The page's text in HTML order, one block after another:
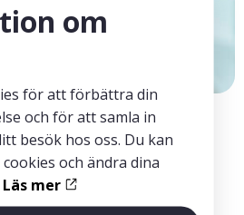
Communications här.
forskning vid
om
för att förbättra din
och för att samla in
besök hos oss. Du kan
och ändra dina
Läs mer